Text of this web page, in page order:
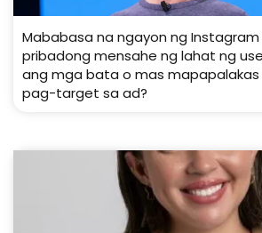
Mababasa na ngayon ng
pribadong mensahe ng lahat ng
ang mga bata o mas
pag-target sa ad?